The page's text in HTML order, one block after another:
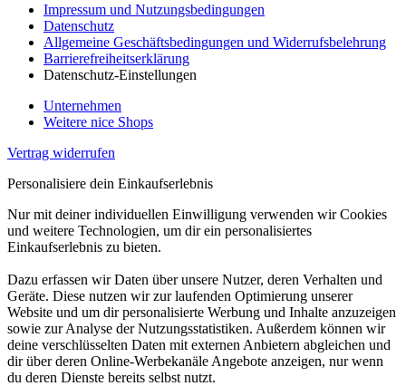
Impressum und Nutzungsbedingungen
Datenschutz
Allgemeine Geschäftsbedingungen und Widerrufsbelehrung
Barrierefreiheitserklärung
Datenschutz-Einstellungen
Unternehmen
Weitere nice Shops
Vertrag widerrufen
Personalisiere dein Einkaufserlebnis
Nur mit deiner individuellen Einwilligung verwenden wir Cookies
und weitere Technologien, um dir ein personalisiertes
Einkaufserlebnis zu bieten.
Dazu erfassen wir Daten über unsere Nutzer, deren Verhalten und
Geräte. Diese nutzen wir zur laufenden Optimierung unserer
Website und um dir personalisierte Werbung und Inhalte anzuzeigen
sowie zur Analyse der Nutzungsstatistiken. Außerdem können wir
deine verschlüsselten Daten mit externen Anbietern abgleichen und
dir über deren Online-Werbekanäle Angebote anzeigen, nur wenn
du deren Dienste bereits selbst nutzt.